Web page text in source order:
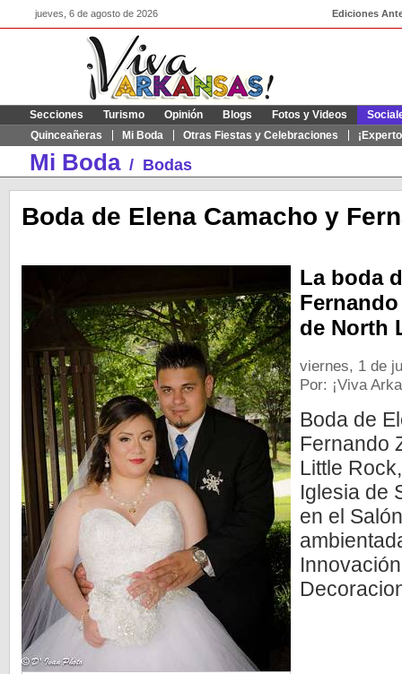
jueves, 6 de agosto de 2026 Ediciones
Secciones Turismo Opinión Blogs Fotos y Videos
Quinceañeras
Mi Boda Otras Fiestas y Celebraciones
Mi Boda/ Bodas
Boda de Elena Camacho y
La boda
de North
viernes, 1 de
Por: ¡Viva
Boda de
Fernando
Little
Iglesia de
en el